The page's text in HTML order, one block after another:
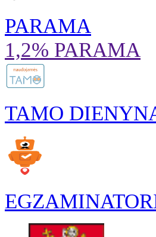
PARAMA
1,2% PARAMA
TAMO